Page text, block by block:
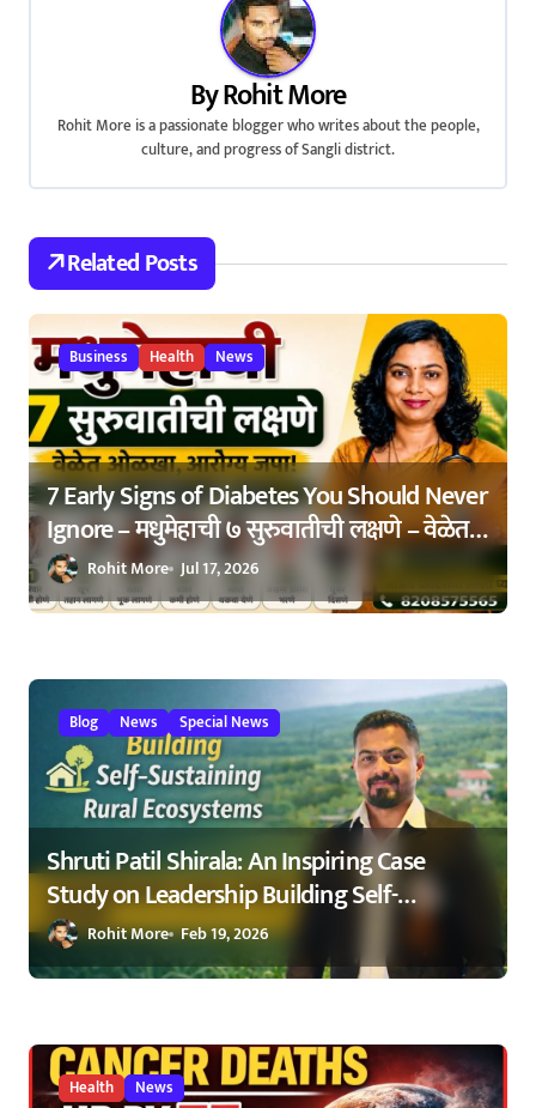
g
a
t
i
o
n
ByRohit More
Rohit More is a passionate blogger who writes about the people,
culture, and progress of Sangli district.
Related Posts
Business Health News
7 Early Signs of Diabetes You Should Never
Ignore – मधुमेहाची ७ सुरुवातीची लक्षणे – वेळेत
ओळखा, आरोग्य जपा
Rohit More Jul 17, 2026
Blog News Special News
Shruti Patil Shirala: An Inspiring Case
Study on Leadership Building Self-
Sustaining Rural Ecosystems in
Maharashtra 2026
Rohit More Feb 19, 2026
Health News